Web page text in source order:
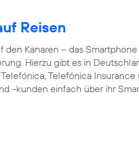
Reisen
Kanaren – das
Hierzu gibt es in
Telefónica, Telefónica Insurance
-kunden einfach über ihr